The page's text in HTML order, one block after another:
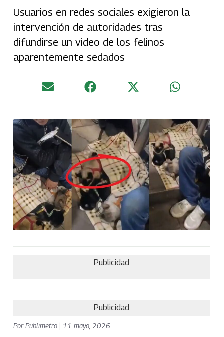
Usuarios en redes sociales exigieron la
intervención de autoridades tras
difundirse un video de los felinos
aparentemente sedados
Publicidad
Publicidad
PorPublimetro 11 mayo, 2026